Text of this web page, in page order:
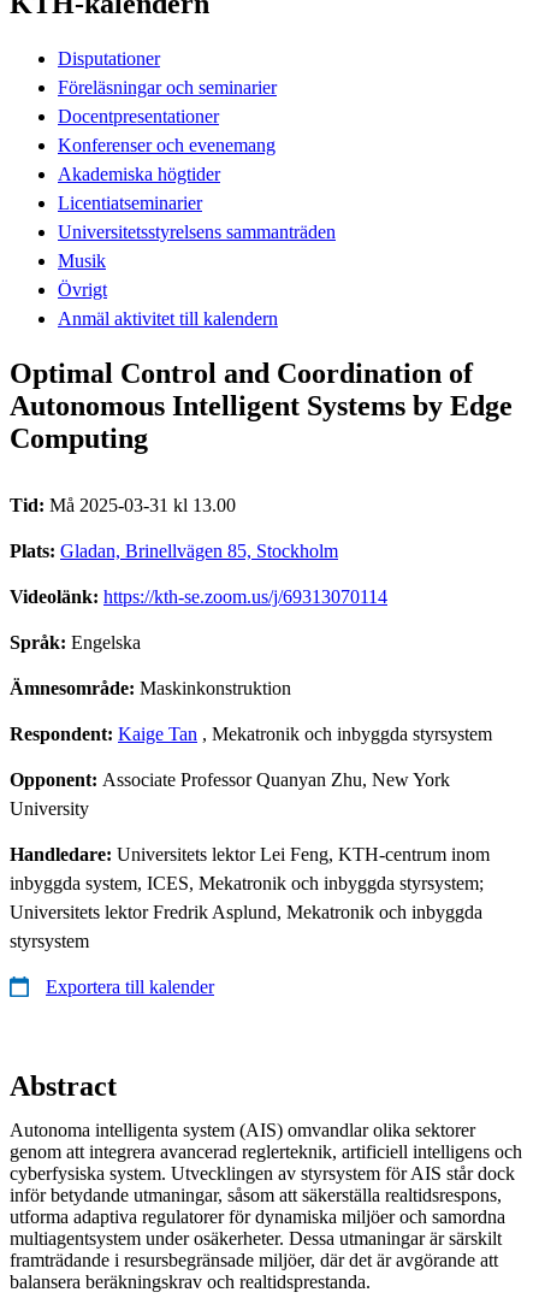
Disputationer
Föreläsningar och seminarier
Docentpresentationer
Konferenser och evenemang
Akademiska högtider
Licentiatseminarier
Universitetsstyrelsens sammanträden
Musik
Övrigt
Anmäl aktivitet till kalendern
Optimal Control and Coordination of
Autonomous Intelligent Systems by Edge
Computing
Tid: Må 2025-03-31 kl 13.00
Plats: Gladan, Brinellvägen 85, Stockholm
Videolänk: https://kth-se.zoom.us/j/69313070114
Språk: Engelska
Ämnesområde: Maskinkonstruktion
Respondent: Kaige Tan , Mekatronik och inbyggda styrsystem
Opponent: Associate Professor Quanyan Zhu, New York
University
Handledare: Universitets lektor Lei Feng, KTH-centrum inom
inbyggda system, ICES, Mekatronik och inbyggda styrsystem;
Universitets lektor Fredrik Asplund, Mekatronik och inbyggda
styrsystem
Exportera till kalender
Abstract
Autonoma intelligenta system (AIS) omvandlar olika sektorer
genom att integrera avancerad reglerteknik, artificiell intelligens och
cyberfysiska system. Utvecklingen av styrsystem för AIS står dock
inför betydande utmaningar, såsom att säkerställa realtidsrespons,
utforma adaptiva regulatorer för dynamiska miljöer och samordna
multiagentsystem under osäkerheter. Dessa utmaningar är särskilt
framträdande i resursbegränsade miljöer, där det är avgörande att
balansera beräkningskrav och realtidsprestanda.